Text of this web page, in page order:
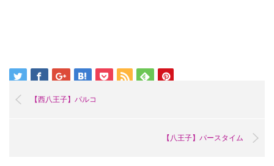
【西八王子】パルコ
【八王子】パースタイム